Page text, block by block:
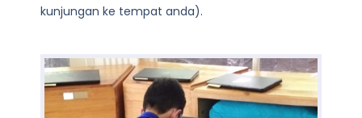
kunjungan ke tempat anda).